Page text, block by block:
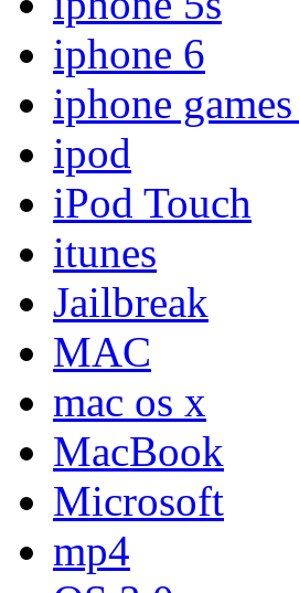
iphone 6
iphone
ipod
iPod Touch
itunes
Jailbreak
MAC
mac os x
MacBook
Microsoft
mp4